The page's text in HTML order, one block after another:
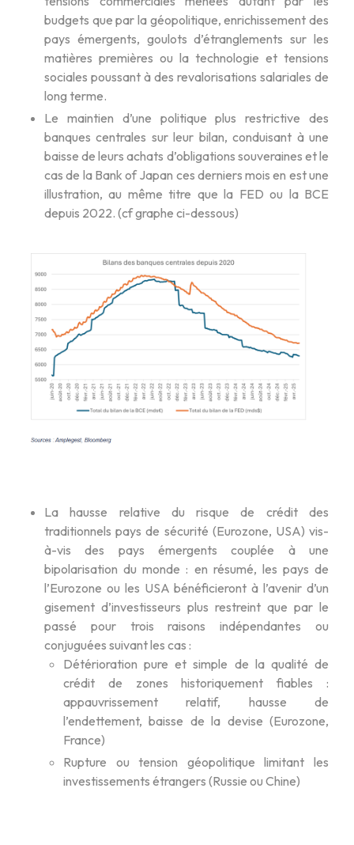
budgets que par la géopolitique, enrichissement des
pays émergents, goulots d’étranglements sur les
matières premières ou la technologie et tensions
sociales poussant à des revalorisations salariales de
long terme.
Le maintien d’une politique plus restrictive des
banques centrales sur leur bilan, conduisant à une
baisse de leurs achats d’obligations souveraines et le
cas de la Bank of Japan ces derniers mois en est une
illustration, au même titre que la FED ou la BCE
depuis 2022. (cf graphe ci-dessous)
La hausse relative du risque de crédit des
traditionnels pays de sécurité (Eurozone, USA) vis-
à-vis des pays émergents couplée à une
bipolarisation du monde : en résumé, les pays de
l’Eurozone ou les USA bénéficieront à l’avenir d’un
gisement d’investisseurs plus restreint que par le
passé pour trois raisons indépendantes ou
conjuguées suivant les cas :
Détérioration pure et simple de la qualité de
crédit de zones historiquement fiables :
appauvrissement relatif, hausse de
l’endettement, baisse de la devise (Eurozone,
France)
Rupture ou tension géopolitique limitant les
investissements étrangers (Russie ou Chine)